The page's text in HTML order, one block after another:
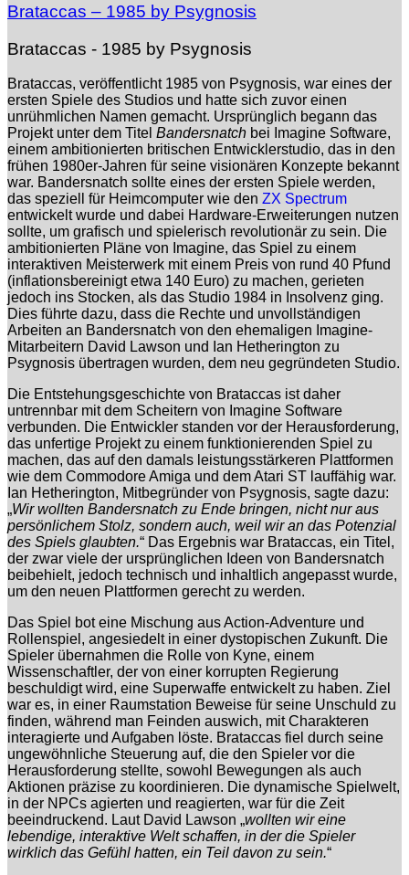
Brataccas – 1985 by Psygnosis
Brataccas - 1985 by Psygnosis
Brataccas, veröffentlicht 1985 von Psygnosis, war eines der
ersten Spiele des Studios und hatte sich zuvor einen
unrühmlichen Namen gemacht. Ursprünglich begann das
Projekt unter dem Titel Bandersnatch bei Imagine Software,
einem ambitionierten britischen Entwicklerstudio, das in den
frühen 1980er-Jahren für seine visionären Konzepte bekannt
war. Bandersnatch sollte eines der ersten Spiele werden,
das speziell für Heimcomputer wie den ZX Spectrum
entwickelt wurde und dabei Hardware-Erweiterungen nutzen
sollte, um grafisch und spielerisch revolutionär zu sein. Die
ambitionierten Pläne von Imagine, das Spiel zu einem
interaktiven Meisterwerk mit einem Preis von rund 40 Pfund
(inflationsbereinigt etwa 140 Euro) zu machen, gerieten
jedoch ins Stocken, als das Studio 1984 in Insolvenz ging.
Dies führte dazu, dass die Rechte und unvollständigen
Arbeiten an Bandersnatch von den ehemaligen Imagine-
Mitarbeitern David Lawson und Ian Hetherington zu
Psygnosis übertragen wurden, dem neu gegründeten Studio.
Die Entstehungsgeschichte von Brataccas ist daher
untrennbar mit dem Scheitern von Imagine Software
verbunden. Die Entwickler standen vor der Herausforderung,
das unfertige Projekt zu einem funktionierenden Spiel zu
machen, das auf den damals leistungsstärkeren Plattformen
wie dem Commodore Amiga und dem Atari ST lauffähig war.
Ian Hetherington, Mitbegründer von Psygnosis, sagte dazu:
„Wir wollten Bandersnatch zu Ende bringen, nicht nur aus
persönlichem Stolz, sondern auch, weil wir an das Potenzial
des Spiels glaubten.“ Das Ergebnis war Brataccas, ein Titel,
der zwar viele der ursprünglichen Ideen von Bandersnatch
beibehielt, jedoch technisch und inhaltlich angepasst wurde,
um den neuen Plattformen gerecht zu werden.
Das Spiel bot eine Mischung aus Action-Adventure und
Rollenspiel, angesiedelt in einer dystopischen Zukunft. Die
Spieler übernahmen die Rolle von Kyne, einem
Wissenschaftler, der von einer korrupten Regierung
beschuldigt wird, eine Superwaffe entwickelt zu haben. Ziel
war es, in einer Raumstation Beweise für seine Unschuld zu
finden, während man Feinden auswich, mit Charakteren
interagierte und Aufgaben löste. Brataccas fiel durch seine
ungewöhnliche Steuerung auf, die den Spieler vor die
Herausforderung stellte, sowohl Bewegungen als auch
Aktionen präzise zu koordinieren. Die dynamische Spielwelt,
in der NPCs agierten und reagierten, war für die Zeit
beeindruckend. Laut David Lawson „wollten wir eine
lebendige, interaktive Welt schaffen, in der die Spieler
wirklich das Gefühl hatten, ein Teil davon zu sein.“